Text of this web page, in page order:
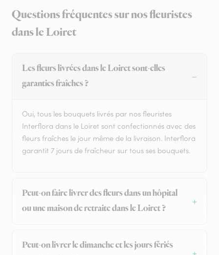
Questions fréquentes sur nos fleuristes
dans le Loiret
Les fleurs livrées dans le Loiret sont-elles
garanties fraîches ?
Oui, tous les bouquets livrés par nos fleuristes
Interflora dans le Loiret sont confectionnés avec des
fleurs fraîches le jour même de la livraison. Interflora
garantit 7 jours de fraîcheur sur tous ses bouquets.
Peut-on faire livrer des fleurs dans un hôpital
ou une maison de retraite dans le Loiret ?
Peut-on livrer le dimanche et les jours fériés